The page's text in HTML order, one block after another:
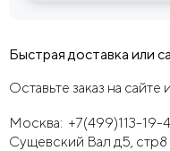
Быстрая доставка или
Оставьте заказ на
Москва: +7(499)113-19-
Сущевский Вал д5, стр8